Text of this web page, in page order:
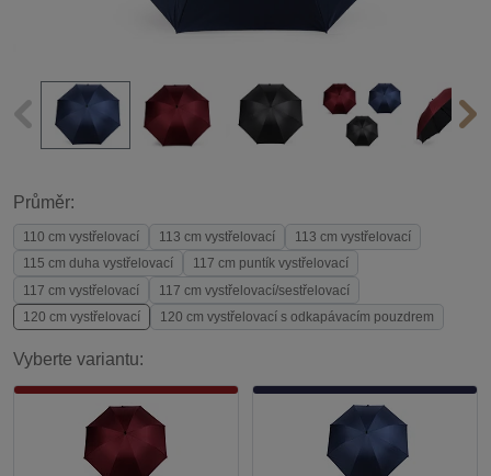
Průměr:
110 cm vystřelovací 113 cm vystřelovací
113 cm vystřelovací
115 cm duha vystřelovací
117 cm puntík vystřelovací
117 cm vystřelovací
117 cm vystřelovací/sestřelovací
120 cm vystřelovací
120 cm vystřelovací s odkapávacím pouzdrem
Vyberte variantu: